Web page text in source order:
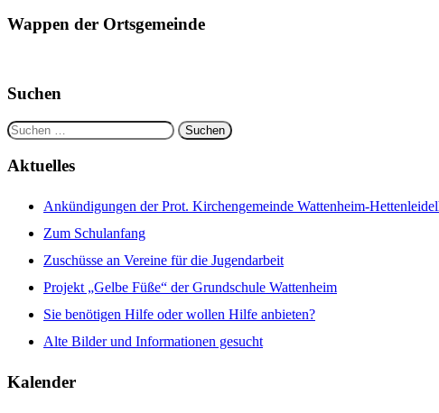
Wappen der Ortsgemeinde
Suchen
Suchen
nach:
Aktuelles
Ankündigungen der Prot. Kirchengemeinde Wattenheim-
Zum Schulanfang
Zuschüsse an Vereine für die Jugendarbeit
Projekt „Gelbe Füße“ der Grundschule Wattenheim
Sie benötigen Hilfe oder wollen Hilfe anbieten?
Alte Bilder und Informationen gesucht
Kalender